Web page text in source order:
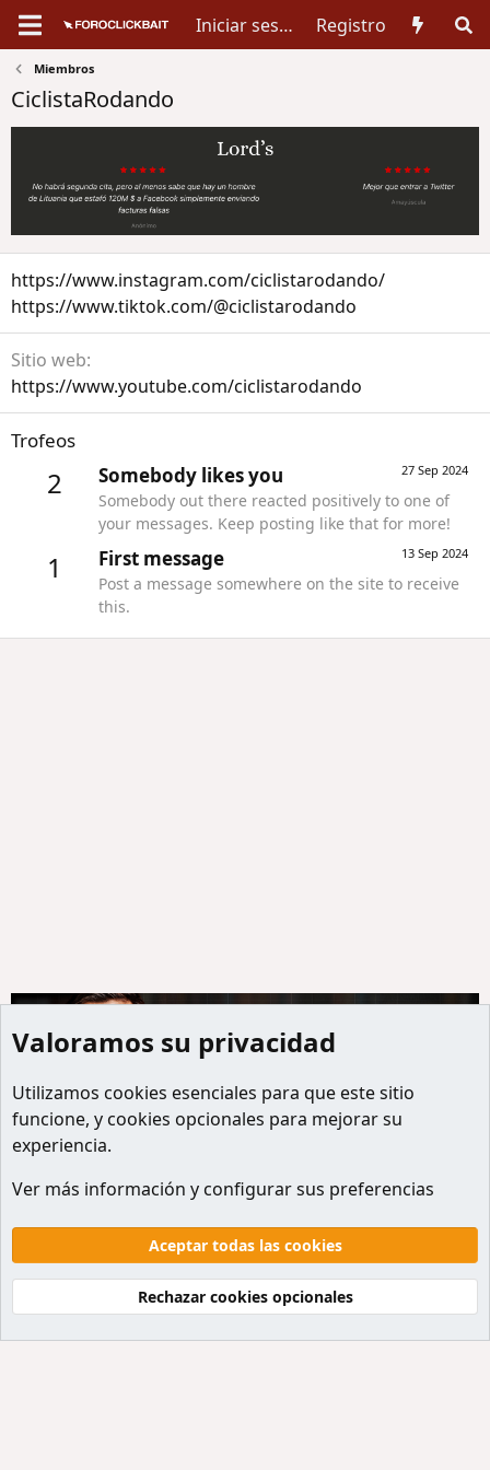
Iniciar sesión Registro
Miembros
CiclistaRodando
https://www.instagram.com/ciclistarodando/
https://www.tiktok.com/@ciclistarodando
Sitio web
https://www.youtube.com/ciclistarodando
Trofeos
2 27 Sep 2024
Somebody likes you
Somebody out there reacted positively to one of
your messages. Keep posting like that for more!
1 13 Sep 2024
First message
Post a message somewhere on the site to receive
this.
Miembros
Default style
Español
Términos y reglas
Politicas de privacidad
Ayuda
Inicio
R
S
S
Community platform by XenForo® © 2010-2026 XenForo Ltd.
Valoramos su privacidad
Utilizamos cookies esenciales para que este sitio
funcione, y cookies opcionales para mejorar su
experiencia.
Ver más información y configurar sus preferencias
Aceptar todas las cookies
Rechazar cookies opcionales